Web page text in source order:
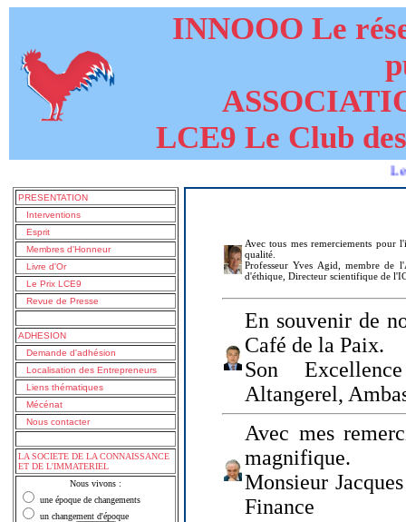
INNOOO Le
LCE9 Le Club
Le livre de
PRESENTATION
Interventions
Esprit
Membres d'Honneur
Livre d'Or
Le Prix LCE9
Revue de Presse
ADHESION
Demande d'adhésion
Localisation des Entrepreneurs
Liens thématiques
Mécénat
Nous contacter
LA SOCIETE DE LA CONNAISSANCE
ET DE L'IMMATERIEL
Nous vivons :
une époque de changements
un changement d'époque
Avec tous mes remerciements pour
qualité.
Professeur Yves Agid, membre de
d'éthique, Directeur scientifique de
En souvenir de
Café de la Paix.
Son
Altangerel,
Avec mes
magnifique.
Monsieur
Finance